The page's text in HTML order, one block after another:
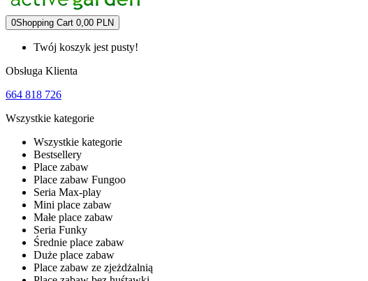
0Shopping Cart 0,00 PLN
Twój koszyk jest pusty!
Obsługa Klienta
664 818 726
Wszystkie kategorie
Wszystkie kategorie
Bestsellery
Place zabaw
Place zabaw Fungoo
Seria Max-play
Mini place zabaw
Małe place zabaw
Seria Funky
Średnie place zabaw
Duże place zabaw
Place zabaw ze zjeżdżalnią